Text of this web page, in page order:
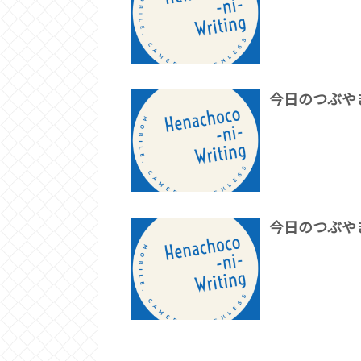
今日のつぶや
今日のつぶや